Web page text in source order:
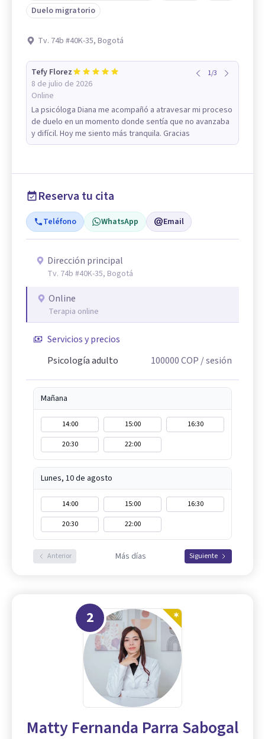
Duelo migratorio
Tv. 74b #40K-35, Bogotá
Tefy Florez
8 de julio de 2026
Online
1/3
La psicóloga Diana me acompañó a atravesar mi proceso
de duelo en un momento donde sentía que no avanzaba
y difícil. Hoy me siento más tranquila. Gracias
Reserva tu cita
Teléfono WhatsApp Email
Dirección principal
Tv. 74b #40K-35, Bogotá
Online
Terapia online
Servicios y precios
Psicología adulto
100000COP / sesión
Mañana
14:00 15:00
16:30
20:30
22:00
Lunes, 10 de agosto
14:00 15:00
16:30
20:30
22:00
Anterior Más días Siguiente
2
Matty Fernanda Parra Sabogal